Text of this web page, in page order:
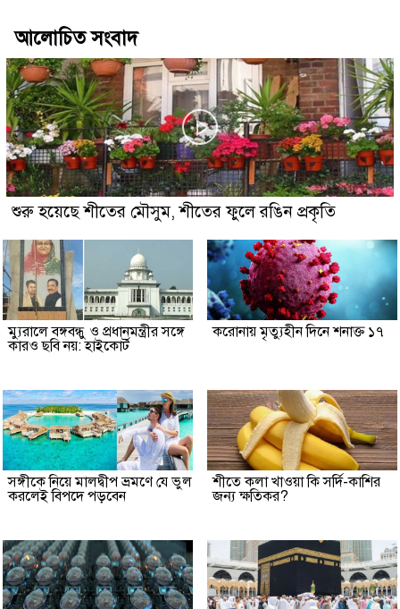
আলোচিত সংবাদ
শুরু হয়েছে শীতের মৌসুম, শীতের ফুলে রঙিন প্রকৃতি
ম্যুরালে বঙ্গবন্ধু ও প্রধানমন্ত্রীর সঙ্গে
কারও ছবি নয়: হাইকোর্ট
করোনায় মৃত্যুহীন দিনে শনাক্ত ১৭
সঙ্গীকে নিয়ে মালদ্বীপ ভ্রমণে যে ভুল
করলেই বিপদে পড়বেন
শীতে কলা খাওয়া কি সর্দি-কাশির
জন্য ক্ষতিকর?